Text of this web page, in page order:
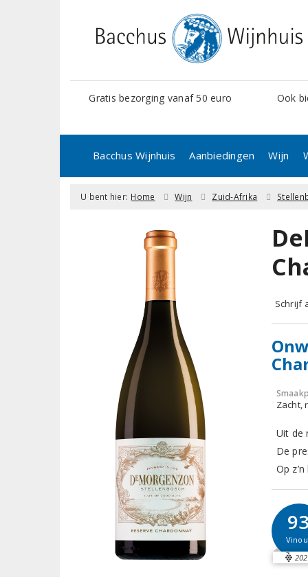
Gratis bezorging vanaf 50 euro Ook
Bacchus Wijnhuis Aanbiedingen Wijn
U bent hier: Home Wijn Zuid-Afrika
Schrijf
Zacht,
Uit de
De
Op